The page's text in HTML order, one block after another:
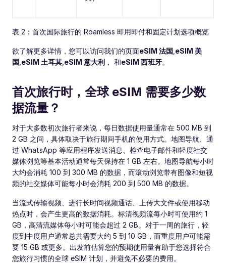
表 2：首次国际旅行的 Roamless 即用即付和固定计划选项概览
欲了解更多详情，您可以访问我们的页面eSIM 法国 eSIM 美
国 eSIM 土耳其 eSIM 意大利 ， 和eSIM 西班牙。
首次旅行时，全球 eSIM 需要多少数
据流量？
对于大多数初次旅行者来说，每日数据使用量通常在 500 MB 到
2 GB 之间，具体取决于旅行期间手机的使用方式。地图导航、通
过 WhatsApp 等应用程序发送消息、检查电子邮件和轻度社交
媒体浏览等基本活动通常每天保持在 1 GB 左右。地图导航每小时
大约会消耗 100 到 300 MB 的数据，而滚动浏览带有图像和短视
频的社交媒体可能每小时会消耗 200 到 500 MB 的数据。
当流式传输视频、进行长时间视频通话、上传大文件或使用移动
热点时，会产生更高的数据消耗。标清视频流每小时可使用约 1
GB，高清流媒体每小时可能会超过 2 GB。对于一周的旅行，轻
度到中度用户通常总共需要大约 5 到 10 GB，而重度用户可能需
要 15 GB 或更多。出发前估算您的预期使用量有助于您选择符合
您旅行习惯的全球 eSIM 计划，并避免不必要的费用。